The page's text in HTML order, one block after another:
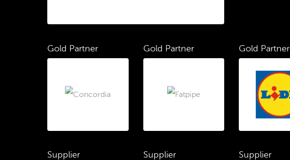
Gold Partner Gold Partner Gold Partner
Supplier Supplier Supplier